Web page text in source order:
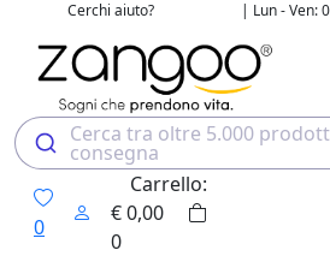
Cerchi aiuto? | Lun - Ven:
Cerca tra oltre 5.000
consegna
0
Carrello:
€0,00
0